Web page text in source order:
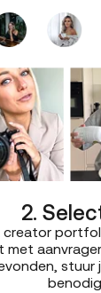
2.
creator
met
stuur